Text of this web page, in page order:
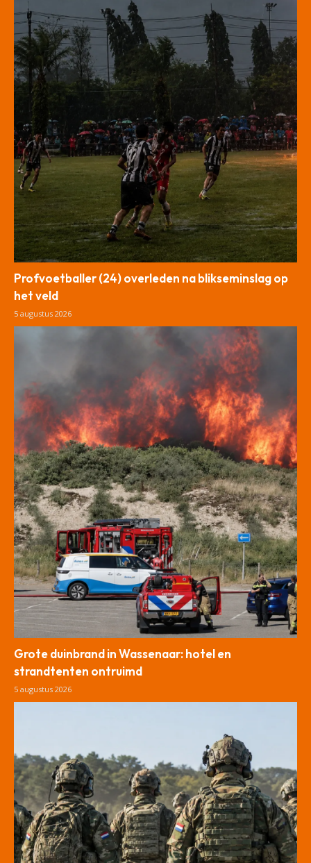
Profvoetballer (24) overleden na blikseminslag op
het veld
5 augustus 2026
Grote duinbrand in Wassenaar: hotel en
strandtenten ontruimd
5 augustus 2026